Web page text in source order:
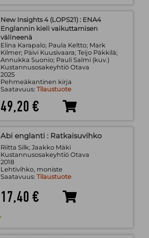
New Insights 4 (LOPS21) : ENA4
Englannin kieli vaikuttamisen
välineenä
Elina Karapalo; Paula Keltto; Mark
Kilmer; Päivi Kuusivaara; Teijo Päkkilä;
Annukka Suonio; Pauli Salmi (kuv.)
Kustannusosakeyhtiö Otava
2025
Pehmeäkantinen kirja
Saatavuus: Tilaustuote
49,20 €
Abi englanti : Ratkaisuvihko
Riitta Silk; Jaakko Mäki
Kustannusosakeyhtiö Otava
2018
Lehtivihko, moniste
Saatavuus: Tilaustuote
17,40 €